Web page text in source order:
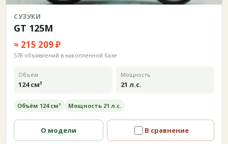
СУЗУКИ
GT 125M
≈ 215 209 ₽
578 объявлений в накопленной базе
Объём
124 см³
Мощность
21 л.с.
Объём 124 см³ Мощность 21 л.с.
О модели В сравнение